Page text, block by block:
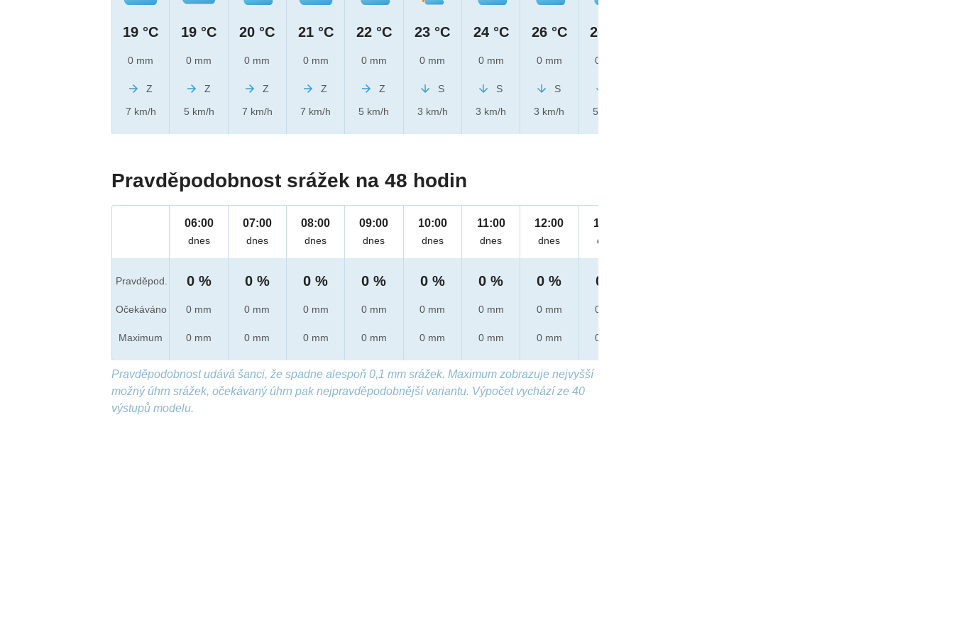
19 °C
0 mm
Z
7 km/h
19 °C
0 mm
Z
5 km/h
20 °C
0 mm
Z
7 km/h
21 °C
0 mm
Z
7 km/h
22 °C
0 mm
Z
5 km/h
23 °C
0 mm
S
3 km/h
24 °C
0 mm
S
3 km/h
26 °C
0 mm
S
3 km/h
26 °C
0 mm
5 km/h
Pravděpodobnost srážek na 48 hodin
Pravděpod.
Očekáváno
Maximum
06:00
dnes
0 %
0 mm
0 mm
07:00
dnes
0 %
0 mm
0 mm
08:00
dnes
0 %
0 mm
0 mm
09:00
dnes
0 %
0 mm
0 mm
10:00
dnes
0 %
0 mm
0 mm
11:00
dnes
0 %
0 mm
0 mm
12:00
dnes
0 %
0 mm
0 mm
13:00
dnes
0 %
0 mm
0 mm
Pravděpodobnost udává šanci, že spadne alespoň 0,1 mm srážek. Maximum zobrazuje nejvyšší
možný úhrn srážek, očekávaný úhrn pak nejpravděpodobnější variantu. Výpočet vychází ze 40
výstupů modelu.